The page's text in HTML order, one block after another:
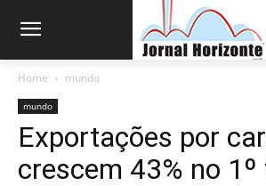
Home mundo
mundo
Exportações por
crescem 43% no